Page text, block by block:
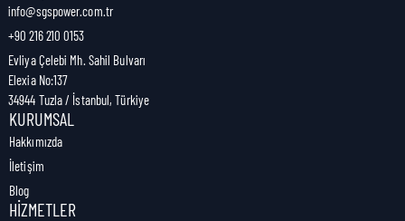
Nakliye Ağırlığı:
info@sgspower.com.tr
+90 216 210 0153
Evliya Çelebi Mh. Sahil Bulvarı
Elexia No:137
34944 Tuzla / İstanbul, Türkiye
KURUMSAL
Hakkımızda
İletişim
Blog
HIZMETLER